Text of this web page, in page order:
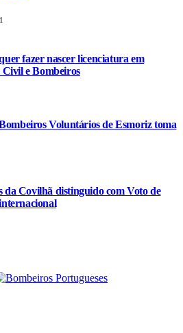
fazer nascer licenciatura em
Civil e Bombeiros
Voluntários de Esmoriz toma
da Covilhã distinguido com Voto de